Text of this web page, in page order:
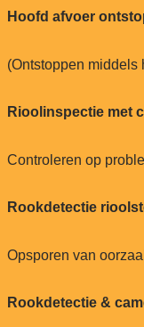
Hoofd afvoer
(Ontstoppen middels
Rioolinspectie met
Controleren op
Rookdetectie
Opsporen van
Rookdetectie &